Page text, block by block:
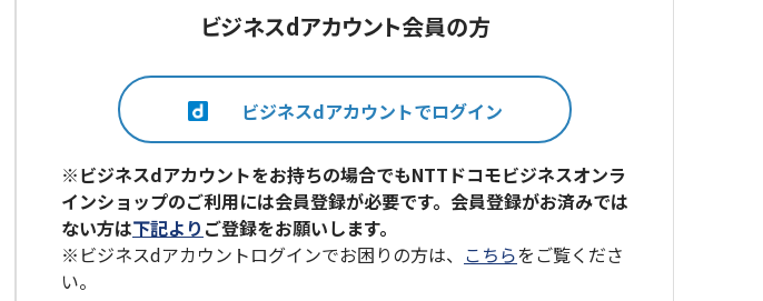
ビジネスdアカウント会員の方
※ビジネスdアカウントをお持ちの場合でもNTTドコモビジネスオンラ
インショップのご利用には会員登録が必要です。会員登録がお済みでは
ない方は下記より ご登録をお願いします。
※ビジネスdアカウントログインでお困りの方は、 こちらをご覧くださ
い。